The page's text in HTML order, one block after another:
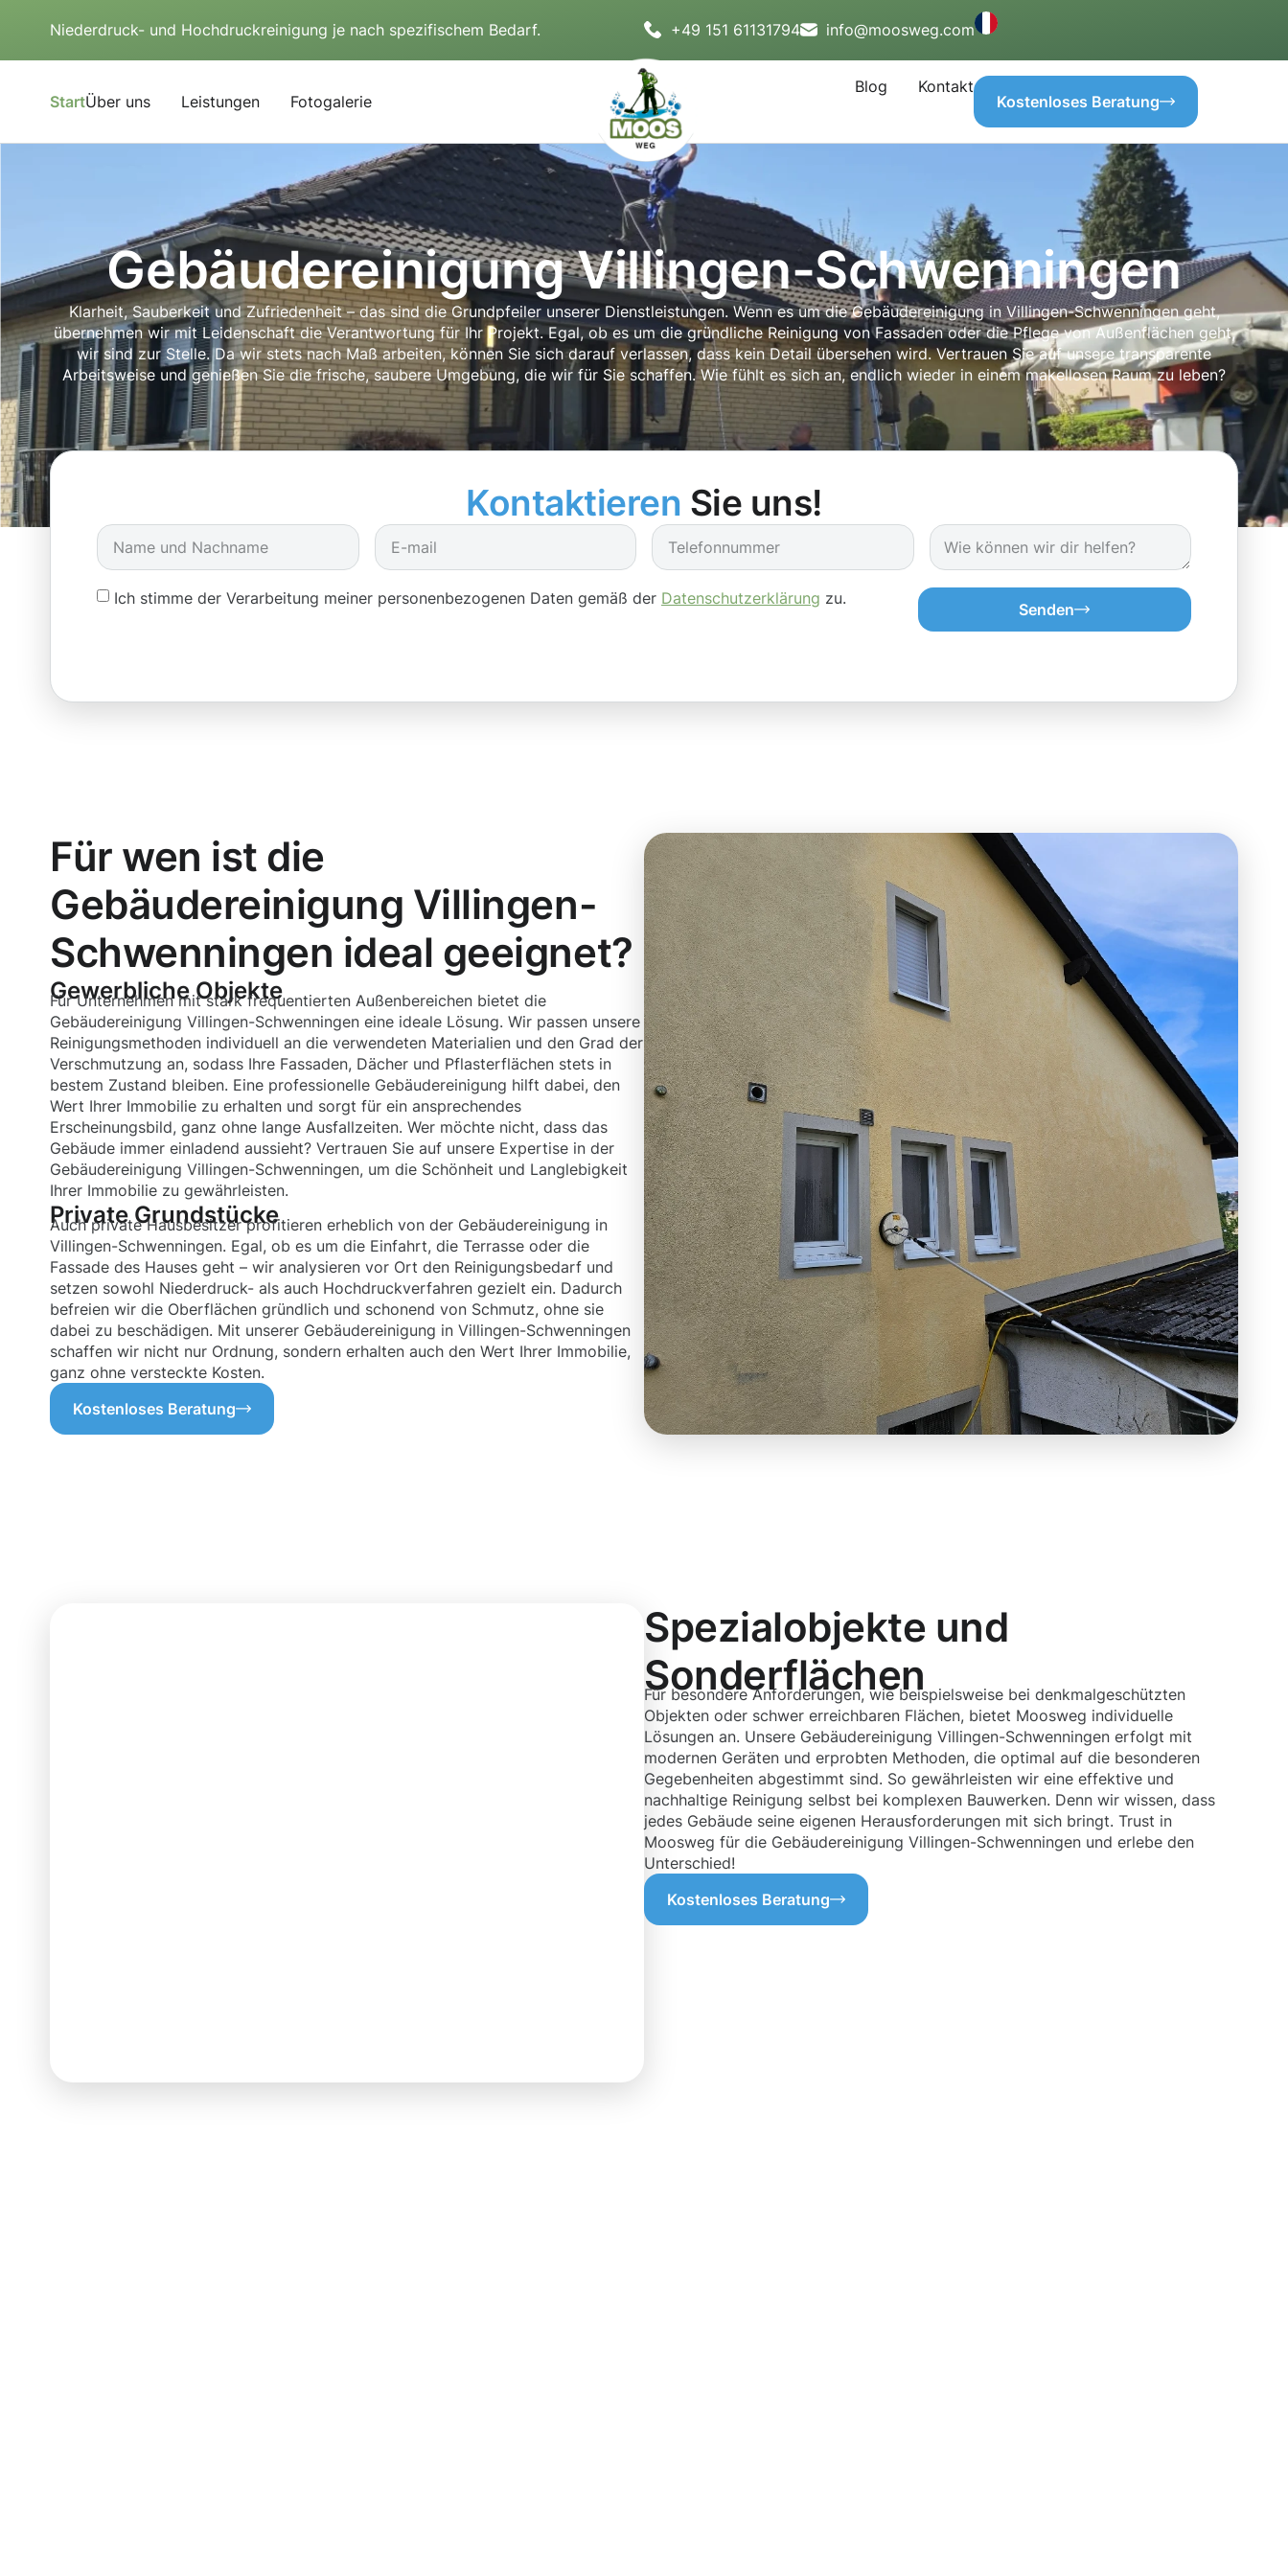
Niederdruck- und Hochdruckreinigung je nach spezifischem Bedarf. +49 151 61131794 info@moosweg.com
StartÜber uns Leistungen Fotogalerie
Blog
Kontakt
Kostenloses Beratung
Gebäudereinigung Villingen-Schwenningen
Klarheit, Sauberkeit und Zufriedenheit – das sind die Grundpfeiler unserer Dienstleistungen. Wenn es um die Gebäudereinigung in Villingen-Schwenningen geht,
übernehmen wir mit Leidenschaft die Verantwortung für Ihr Projekt. Egal, ob es um die gründliche Reinigung von Fassaden oder die Pflege von Außenflächen geht,
wir sind zur Stelle. Da wir stets nach Maß arbeiten, können Sie sich darauf verlassen, dass kein Detail übersehen wird. Vertrauen Sie auf unsere transparente
Arbeitsweise und genießen Sie die frische, saubere Umgebung, die wir für Sie schaffen. Wie fühlt es sich an, endlich wieder in einem makellosen Raum zu leben?
Kontaktieren Sie uns!
Ich stimme der Verarbeitung meiner personenbezogenen Daten gemäß der Datenschutzerklärung zu.
Senden
Für wen ist die
Gebäudereinigung Villingen-
Schwenningen ideal geeignet?
Gewerbliche Objekte
Für Unternehmen mit stark frequentierten Außenbereichen bietet die
Gebäudereinigung Villingen-Schwenningen eine ideale Lösung. Wir passen unsere
Reinigungsmethoden individuell an die verwendeten Materialien und den Grad der
Verschmutzung an, sodass Ihre Fassaden, Dächer und Pflasterflächen stets in
bestem Zustand bleiben. Eine professionelle Gebäudereinigung hilft dabei, den
Wert Ihrer Immobilie zu erhalten und sorgt für ein ansprechendes
Erscheinungsbild, ganz ohne lange Ausfallzeiten. Wer möchte nicht, dass das
Gebäude immer einladend aussieht? Vertrauen Sie auf unsere Expertise in der
Gebäudereinigung Villingen-Schwenningen, um die Schönheit und Langlebigkeit
Ihrer Immobilie zu gewährleisten.
Private Grundstücke
Auch private Hausbesitzer profitieren erheblich von der Gebäudereinigung in
Villingen-Schwenningen. Egal, ob es um die Einfahrt, die Terrasse oder die
Fassade des Hauses geht – wir analysieren vor Ort den Reinigungsbedarf und
setzen sowohl Niederdruck- als auch Hochdruckverfahren gezielt ein. Dadurch
befreien wir die Oberflächen gründlich und schonend von Schmutz, ohne sie
dabei zu beschädigen. Mit unserer Gebäudereinigung in Villingen-Schwenningen
schaffen wir nicht nur Ordnung, sondern erhalten auch den Wert Ihrer Immobilie,
ganz ohne versteckte Kosten.
Kostenloses Beratung
Spezialobjekte und
Sonderflächen
Für besondere Anforderungen, wie beispielsweise bei denkmalgeschützten
Objekten oder schwer erreichbaren Flächen, bietet Moosweg individuelle
Lösungen an. Unsere Gebäudereinigung Villingen-Schwenningen erfolgt mit
modernen Geräten und erprobten Methoden, die optimal auf die besonderen
Gegebenheiten abgestimmt sind. So gewährleisten wir eine effektive und
nachhaltige Reinigung selbst bei komplexen Bauwerken. Denn wir wissen, dass
jedes Gebäude seine eigenen Herausforderungen mit sich bringt. Trust in
Moosweg für die Gebäudereinigung Villingen-Schwenningen und erlebe den
Unterschied!
Kostenloses Beratung